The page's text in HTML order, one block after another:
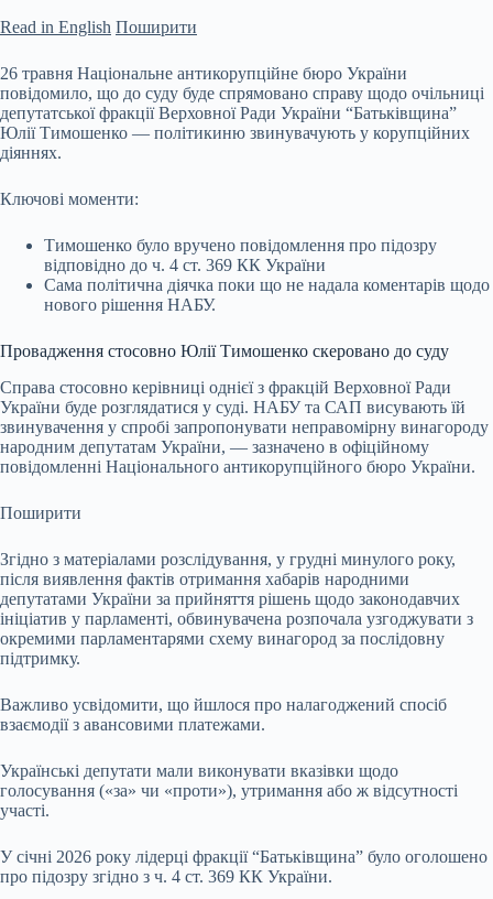
Read in English Поширити
26 травня Національне антикорупційне бюро України
повідомило, що до суду буде спрямовано справу щодо очільниці
депутатської фракції Верховної Ради України “Батьківщина”
Юлії Тимошенко — політикиню звинувачують у корупційних
діяннях.
Ключові моменти:
Тимошенко було вручено повідомлення про підозру
відповідно до ч. 4 ст. 369 КК України
Сама політична діячка поки що не надала коментарів щодо
нового рішення НАБУ.
Провадження стосовно Юлії Тимошенко скеровано до суду
Справа стосовно керівниці однієї з фракцій Верховної Ради
України буде розглядатися у суді. НАБУ та САП висувають їй
звинувачення у спробі запропонувати неправомірну винагороду
народним депутатам України, — зазначено в офіційному
повідомленні Національного антикорупційного бюро України.
Поширити
Згідно з матеріалами розслідування, у грудні минулого року,
після виявлення фактів отримання хабарів народними
депутатами України за прийняття рішень щодо законодавчих
ініціатив у парламенті, обвинувачена розпочала узгоджувати з
окремими парламентарями схему винагород за послідовну
підтримку.
Важливо усвідомити, що йшлося про налагоджений спосіб
взаємодії з авансовими платежами.
Українські депутати мали виконувати вказівки щодо
голосування («за» чи «проти»), утримання або ж відсутності
участі.
У січні 2026 року лідерці фракції “Батьківщина” було оголошено
про підозру згідно з ч. 4 ст. 369 КК України.